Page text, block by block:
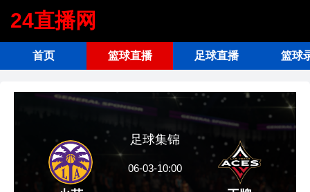
24直播网
首页 篮球直播 足球直播 篮球
足球集锦
06-03-10:00